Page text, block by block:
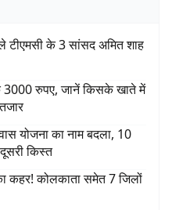
टीएमसी के 3 सांसद अमित शाह
3000 रुपए, जानें किसके खाते में
योजना का नाम बदला, 10
किस्त
कहर! कोलकाता समेत 7 जिलों